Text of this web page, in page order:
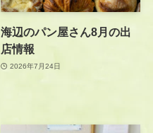
海辺のパン屋さん8月の出
店情報
2026年7月24日